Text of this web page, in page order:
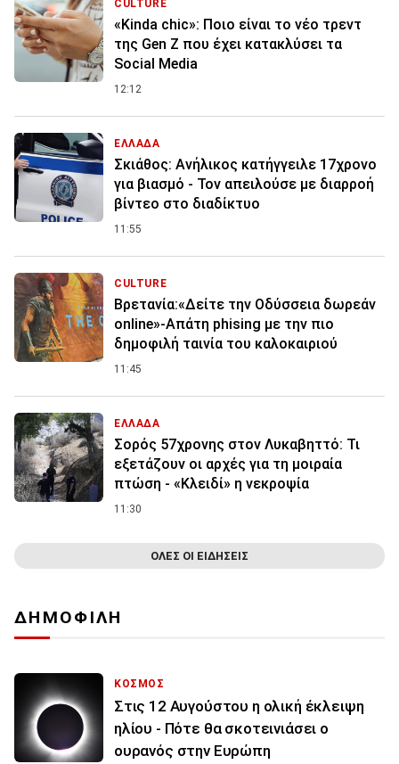
CULTURE
«Kinda chic»: Ποιο είναι το νέο τρεντ
της Gen Z που έχει κατακλύσει τα
Social Media
12:12
ΕΛΛΑΔΑ
Σκιάθος: Ανήλικος κατήγγειλε 17χρονο
για βιασμό - Τον απειλούσε με διαρροή
βίντεο στο διαδίκτυο
11:55
CULTURE
Βρετανία:«Δείτε την Οδύσσεια δωρεάν
online»-Απάτη phising με την πιο
δημοφιλή ταινία του καλοκαιριού
11:45
ΕΛΛΑΔΑ
Σορός 57χρονης στον Λυκαβηττό: Τι
εξετάζουν οι αρχές για τη μοιραία
πτώση - «Κλειδί» η νεκροψία
11:30
ΟΛΕΣ ΟΙ ΕΙΔΗΣΕΙΣ
ΔΗΜΟΦΙΛΗ
ΚΟΣΜΟΣ
Στις 12 Αυγούστου η ολική έκλειψη
ηλίου - Πότε θα σκοτεινιάσει ο
ουρανός στην Ευρώπη